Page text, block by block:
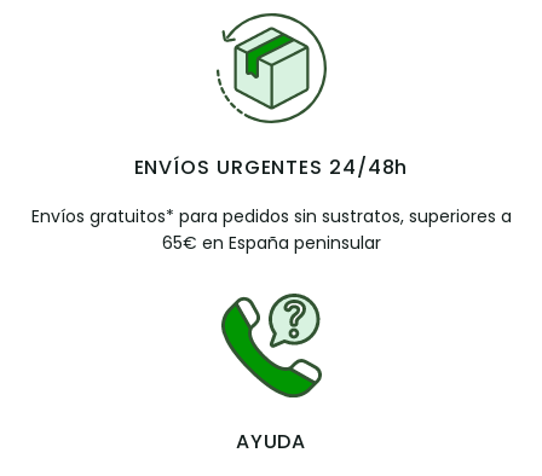
ENVÍOS URGENTES 24/48h
Envíos gratuitos* para pedidos sin sustratos, superiores a
65€ en España peninsular
AYUDA